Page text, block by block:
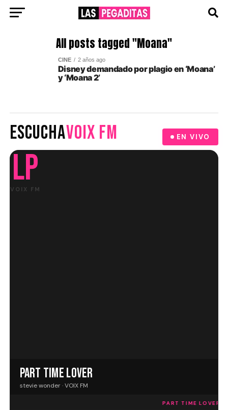
All posts tagged "Moana"
CINE 2 años ago
Disney demandado por plagio en ‘Moana’
y ‘Moana 2’
ESCUCHAVOIX FM EN VIVO
LP
VOIX FM
PART TIME LOVER
stevie wonder · VOIX FM
PART TIME LOVER ·